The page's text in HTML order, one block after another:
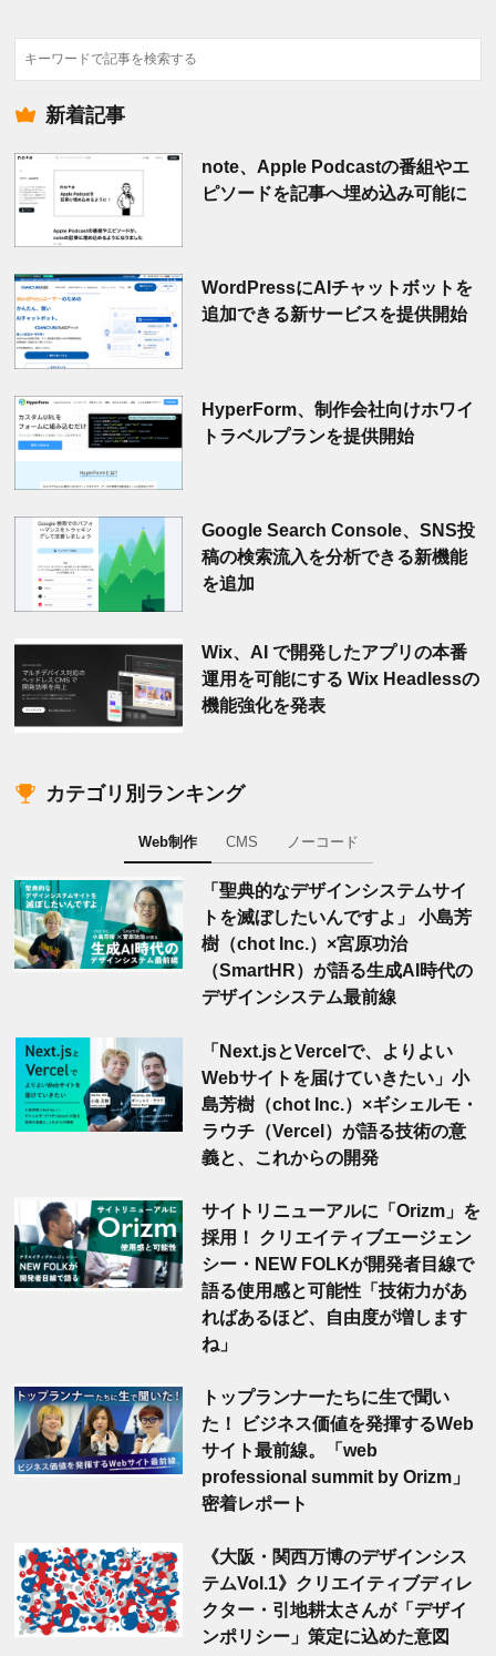
検
索
新着記事
note、Apple Podcastの番組やエ
ピソードを記事へ埋め込み可能に
WordPressにAIチャットボットを
追加できる新サービスを提供開始
HyperForm、制作会社向けホワイ
トラベルプランを提供開始
Google Search Console、SNS投
稿の検索流入を分析できる新機能
を追加
Wix、AI で開発したアプリの本番
運用を可能にする Wix Headlessの
機能強化を発表
カテゴリ別ランキング
Web制作 CMS ノーコード
「聖典的なデザインシステムサイ
トを滅ぼしたいんですよ」 小島芳
樹（chot Inc.）×宮原功治
（SmartHR）が語る生成AI時代の
デザインシステム最前線
「Next.jsとVercelで、よりよい
Webサイトを届けていきたい」小
島芳樹（chot Inc.）×ギシェルモ・
ラウチ（Vercel）が語る技術の意
義と、これからの開発
サイトリニューアルに「Orizm」を
採用！ クリエイティブエージェン
シー・NEW FOLKが開発者目線で
語る使用感と可能性「技術力があ
ればあるほど、自由度が増します
ね」
トップランナーたちに生で聞い
た！ ビジネス価値を発揮するWeb
サイト最前線。「web
professional summit by Orizm」
密着レポート
《大阪・関西万博のデザインシス
テムVol.1》クリエイティブディレ
クター・引地耕太さんが「デザイ
ンポリシー」策定に込めた意図